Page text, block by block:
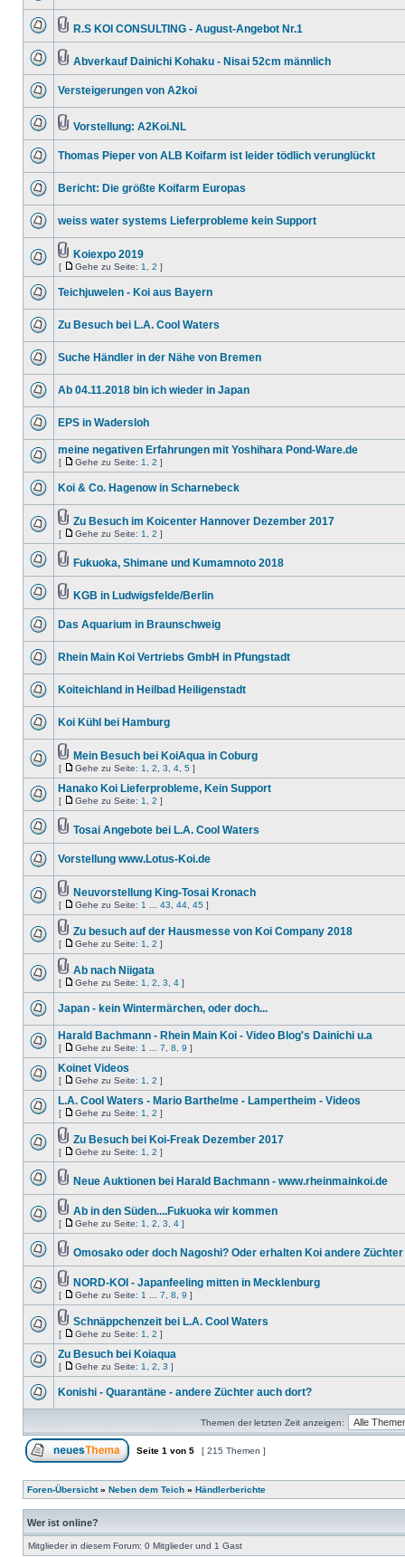
R.S KOI CONSULTING - August-Angebot Nr.1
Abverkauf Dainichi Kohaku - Nisai 52cm männlich
Versteigerungen von A2koi
Vorstellung: A2Koi.NL
Thomas Pieper von ALB Koifarm ist leider tödlich verunglückt
Bericht: Die größte Koifarm Europas
weiss water systems Lieferprobleme kein Support
Koiexpo 2019
[ Gehe zu Seite: 1 2 ]
Teichjuwelen - Koi aus Bayern
Zu Besuch bei L.A. Cool Waters
Suche Händler in der Nähe von Bremen
Ab 04.11.2018 bin ich wieder in Japan
EPS in Wadersloh
meine negativen Erfahrungen mit Yoshihara Pond-Ware.de
[ Gehe zu Seite: 1 2 ]
Koi & Co. Hagenow in Scharnebeck
Zu Besuch im Koicenter Hannover Dezember 2017
[ Gehe zu Seite: 1 2 ]
Fukuoka, Shimane und Kumamnoto 2018
KGB in Ludwigsfelde/Berlin
Das Aquarium in Braunschweig
Rhein Main Koi Vertriebs GmbH in Pfungstadt
Koiteichland in Heilbad Heiligenstadt
Koi Kühl bei Hamburg
Mein Besuch bei KoiAqua in Coburg
[ Gehe zu Seite: 1 2 3 4 5 ]
Hanako Koi Lieferprobleme, Kein Support
[ Gehe zu Seite: 1 2 ]
Tosai Angebote bei L.A. Cool Waters
Vorstellung www.Lotus-Koi.de
Neuvorstellung King-Tosai Kronach
[ Gehe zu Seite: 1 43 44 45 ]
Zu besuch auf der Hausmesse von Koi Company 2018
[ Gehe zu Seite: 1 2 ]
Ab nach Niigata
[ Gehe zu Seite: 1 2 3 4 ]
Japan - kein Wintermärchen, oder doch...
Harald Bachmann - Rhein Main Koi - Video Blog's Dainichi u.a
[ Gehe zu Seite: 1 7 8 9 ]
Koinet Videos
[ Gehe zu Seite: 1 2 ]
L.A. Cool Waters - Mario Barthelme - Lampertheim - Videos
[ Gehe zu Seite: 1 2 ]
Zu Besuch bei Koi-Freak Dezember 2017
[ Gehe zu Seite: 1 2 ]
Neue Auktionen bei Harald Bachmann - www.rheinmainkoi.de
Ab in den Süden....Fukuoka wir kommen
[ Gehe zu Seite: 1 2 3 4 ]
Omosako oder doch Nagoshi? Oder erhalten Koi andere Züchter
NORD-KOI - Japanfeeling mitten in Mecklenburg
[ Gehe zu Seite: 1 7 8 9 ]
Schnäppchenzeit bei L.A. Cool Waters
[ Gehe zu Seite: 1 2 ]
Zu Besuch bei Koiaqua
[ Gehe zu Seite: 1 2 3 ]
Konishi - Quarantäne - andere Züchter auch dort?
Themen der letzten Zeit anzeigen:
Seite 1 von 5 [ 215 Themen ]
Foren-Übersicht» Neben dem Teich » Händlerberichte
Wer ist online?
Mitglieder in diesem Forum: 0 Mitglieder und 1 Gast